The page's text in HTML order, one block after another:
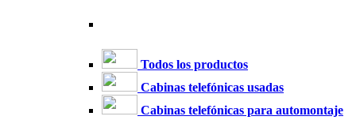
Todos los productos
Cabinas telefónicas usadas
Cabinas telefónicas para automontaje